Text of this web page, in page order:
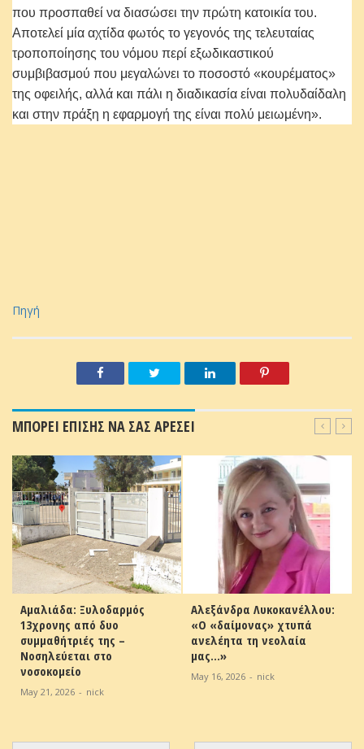
που προσπαθεί να διασώσει την πρώτη κατοικία του.
Αποτελεί μία αχτίδα φωτός το γεγονός της τελευταίας
τροποποίησης του νόμου περί εξωδικαστικού
συμβιβασμού που μεγαλώνει το ποσοστό «κουρέματος»
της οφειλής, αλλά και πάλι η διαδικασία είναι πολυδαίδαλη
και στην πράξη η εφαρμογή της είναι πολύ μειωμένη».
Πηγή
ΜΠΟΡΕΙ ΕΠΙΣΗΣ ΝΑ ΣΑΣ ΑΡΕΣΕΙ
Αμαλιάδα: Ξυλοδαρμός
13χρονης από δυο
συμμαθήτριές της –
Νοσηλεύεται στο
νοσοκομείο
May 21, 2026 - nick
Αλεξάνδρα Λυκοκανέλλου:
«Ο «δαίμονας» χτυπά
ανελέητα τη νεολαία
μας…»
May 16, 2026 - nick